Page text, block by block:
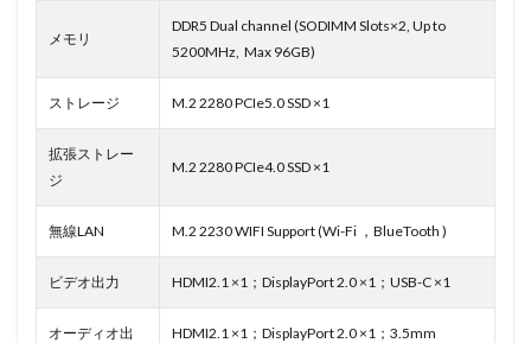
メモリ
DDR5 Dual channel (SODIMM Slots×2, Up to
5200MHz, Max 96GB)
ストレージ M.2 2280 PCIe5.0 SSD ×1
拡張ストレー
ジ
M.2 2280 PCIe4.0 SSD ×1
無線LAN M.2 2230 WIFI Support (Wi-Fi ，BlueTooth )
ビデオ出力 HDMI2.1 ×1；DisplayPort 2.0 ×1；USB-C ×1
オーディオ出
HDMI2.1 ×1；DisplayPort 2.0 ×1；3.5mm